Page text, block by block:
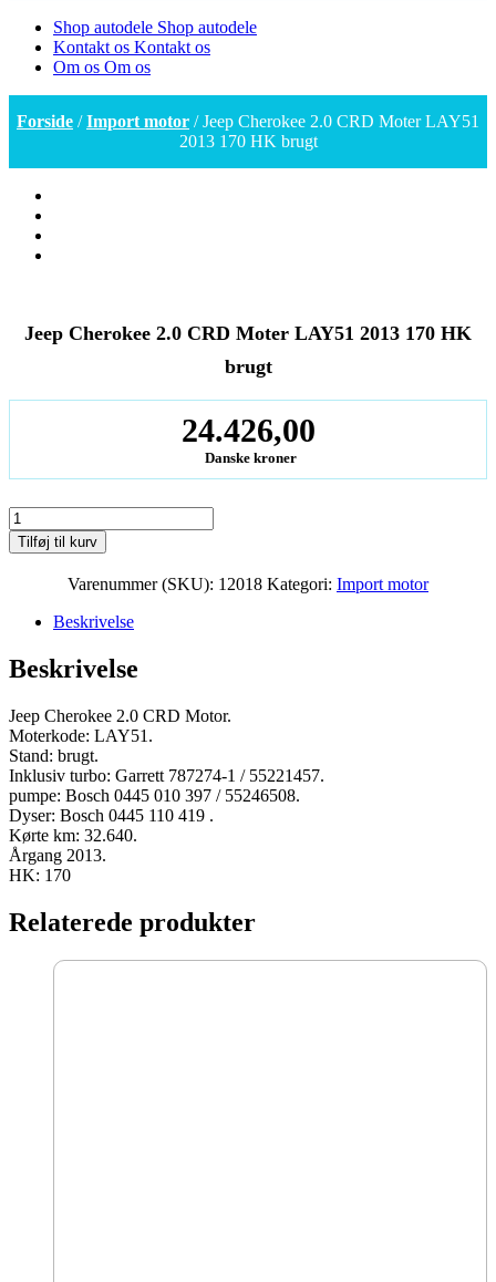
Shop autodele Shop autodele
Kontakt os Kontakt os
Om os Om os
Forside /Import motor / Jeep Cherokee 2.0 CRD Moter LAY51
2013 170 HK brugt
Jeep Cherokee 2.0 CRD Moter LAY51 2013 170 HK
brugt
24.426,00
Danske kroner
Jeep
Cherokee
2.0
LAY51
HK
antal
Tilføj til kurv
Varenummer (SKU): 12018 Kategori: Import motor
Beskrivelse
Beskrivelse
Jeep Cherokee 2.0 CRD Motor.
Moterkode: LAY51.
Stand: brugt.
Inklusiv turbo: Garrett 787274-1 / 55221457.
pumpe: Bosch 0445 010 397 / 55246508.
Dyser: Bosch 0445 110 419 .
Kørte km: 32.640.
Årgang 2013.
HK: 170
Relaterede produkter